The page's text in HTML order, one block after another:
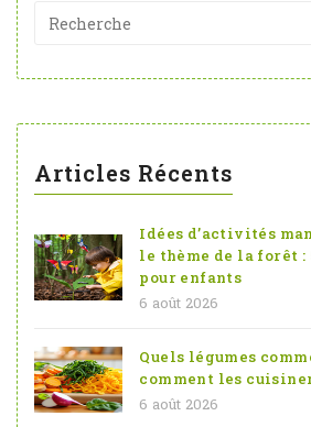
Articles Récents
Idées d’activités
le thème de la forêt
pour enfants
6 août 2026
Quels légumes
comment les
6 août 2026